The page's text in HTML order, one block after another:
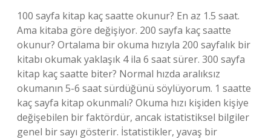
100 sayfa kitap kaç saatte okunur? En az 1.5 saat.
Ama kitaba göre değişiyor. 200 sayfa kaç saatte
okunur? Ortalama bir okuma hızıyla 200 sayfalık bir
kitabı okumak yaklaşık 4 ila 6 saat sürer. 300 sayfa
kitap kaç saatte biter? Normal hızda aralıksız
okumanın 5-6 saat sürdüğünü söylüyorum. 1 saatte
kaç sayfa kitap okunmalı? Okuma hızı kişiden kişiye
değişebilen bir faktördür, ancak istatistiksel bilgiler
genel bir sayı gösterir. İstatistikler, yavaş bir